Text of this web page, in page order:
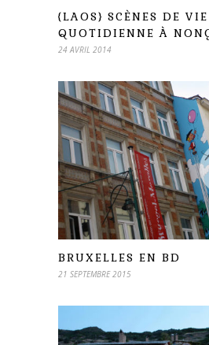
{LAOS} SCÈNES DE VIE
QUOTIDIENNE À
24 AVRIL 2014
BRUXELLES EN BD
21 SEPTEMBRE 2015